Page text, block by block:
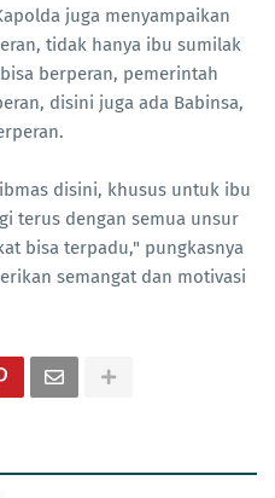
juga menyampaikan
tidak hanya ibu sumilak
berperan, pemerintah
disini juga ada Babinsa,
disini, khusus untuk ibu
terus dengan semua unsur
bisa terpadu," pungkasnya
semangat dan motivasi